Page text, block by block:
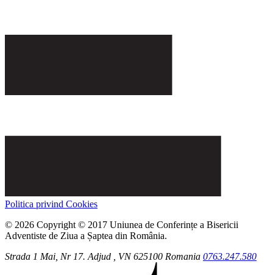
Politica privind Cookies
© 2026 Copyright © 2017 Uniunea de Conferințe a Bisericii
Adventiste de Ziua a Șaptea din România.
Strada 1 Mai, Nr 17.Adjud , VN 625100 Romania 0763.247.580